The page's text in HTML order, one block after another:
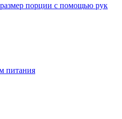
порции с помощью рук
питания